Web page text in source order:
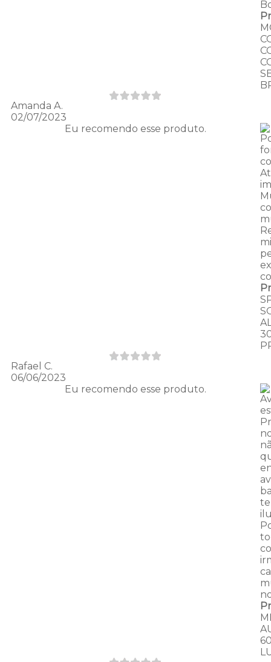
Amanda A.
02/07/2023
Eu recomendo esse produto.
Rafael C.
06/06/2023
Eu recomendo esse produto.